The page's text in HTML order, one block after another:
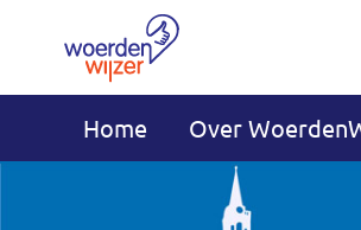
Home Over